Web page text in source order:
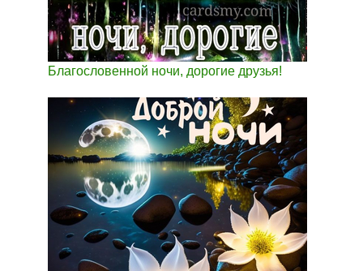
Благословенной ночи, дорогие друзья!